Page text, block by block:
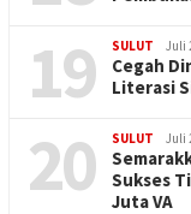
19 SULUT Juli
Cegah
Literasi
20 SULUT Juli
Sukses
Juta VA